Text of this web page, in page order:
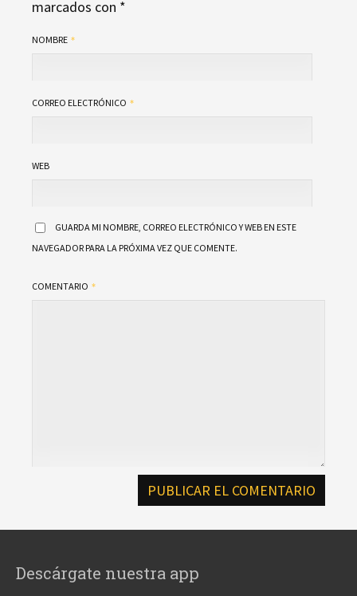
marcados con *
NOMBRE
CORREO ELECTRÓNICO
WEB
GUARDA MI NOMBRE, CORREO ELECTRÓNICO Y WEB EN ESTE
NAVEGADOR PARA LA PRÓXIMA VEZ QUE COMENTE.
COMENTARIO
Descárgate nuestra app